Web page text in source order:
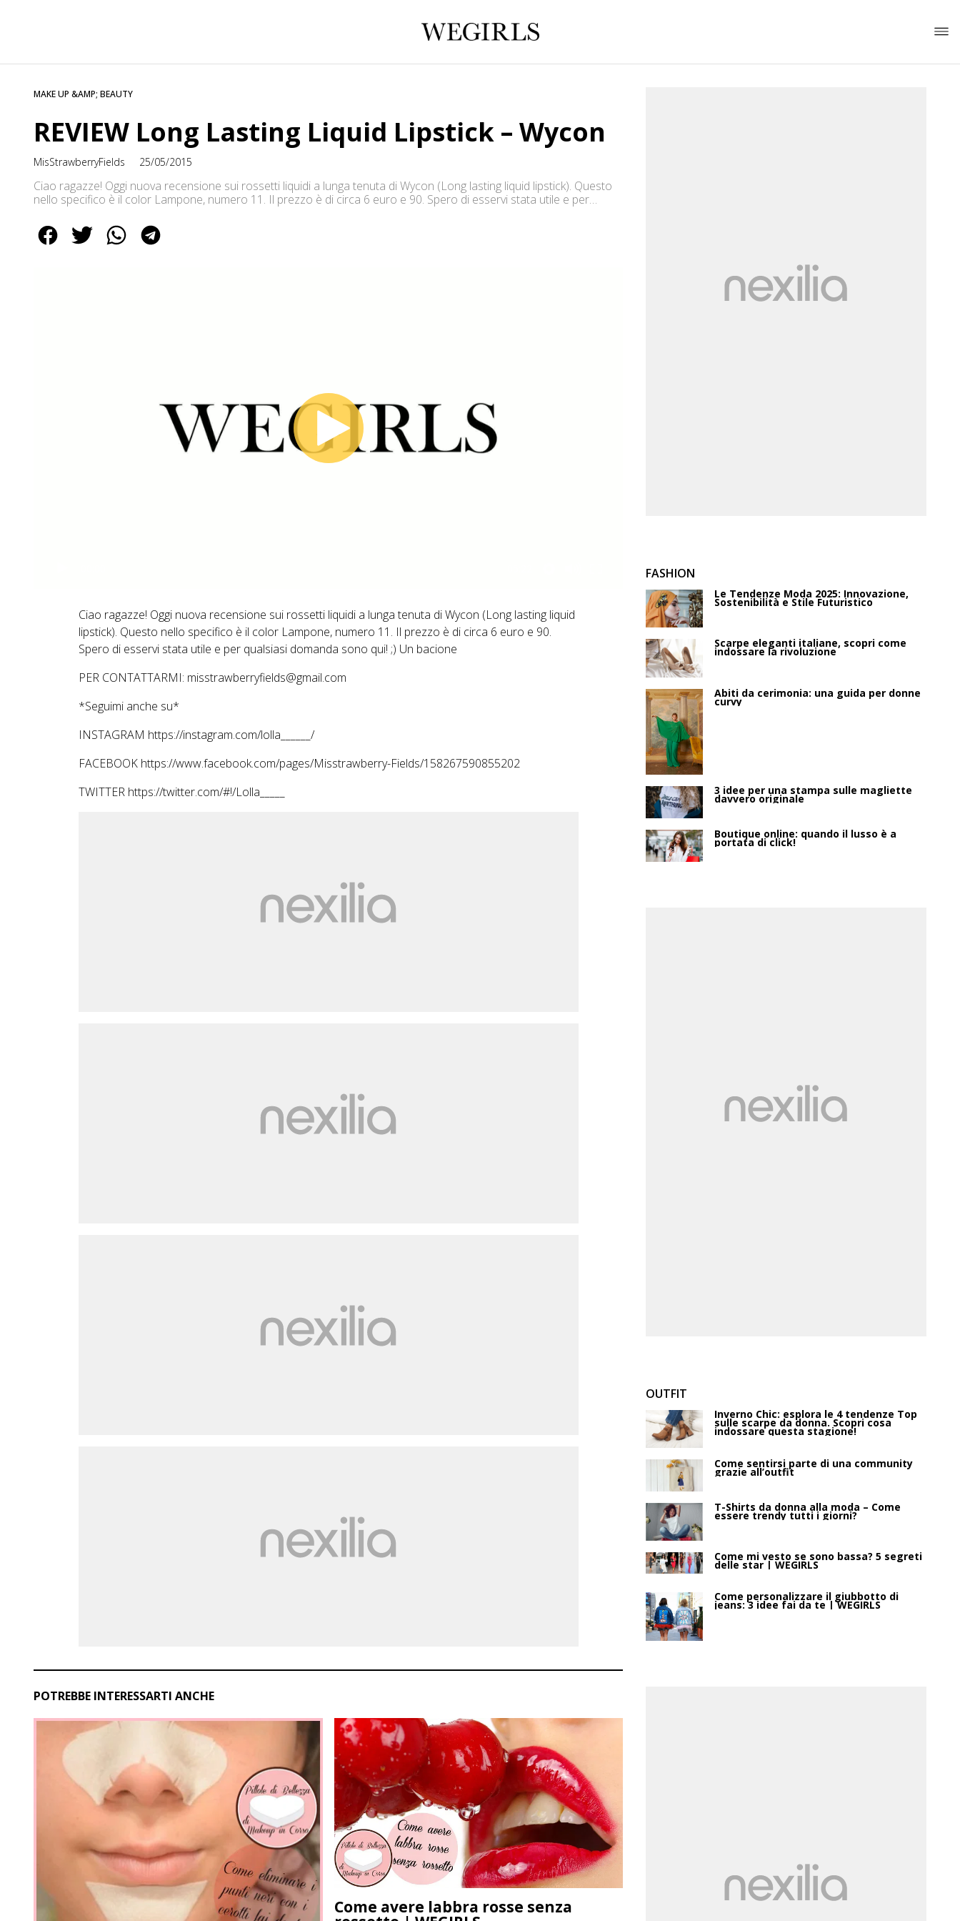
MAKE UP &AMP; BEAUTY
REVIEW Long Lasting Liquid Lipstick – Wycon
MisStrawberryFields 25/05/2015
Ciao ragazze! Oggi nuova recensione sui rossetti liquidi a lunga tenuta di Wycon (Long lasting liquid lipstick). Questo
nello specifico è il color Lampone, numero 11. Il prezzo è di circa 6 euro e 90. Spero di esservi stata utile e per
[…]
Ciao ragazze! Oggi nuova recensione sui rossetti liquidi a lunga tenuta di Wycon (Long lasting liquid
lipstick). Questo nello specifico è il color Lampone, numero 11. Il prezzo è di circa 6 euro e 90.
Spero di esservi stata utile e per qualsiasi domanda sono qui! ;) Un bacione
PER CONTATTARMI: misstrawberryfields@gmail.com
*Seguimi anche su*
INSTAGRAM https://instagram.com/lolla______/
FACEBOOK https://www.facebook.com/pages/Misstrawberry-Fields/158267590855202
TWITTER https://twitter.com/#!/Lolla_____
POTREBBE INTERESSARTI ANCHE
Come avere labbra rosse senza
FASHION
Le Tendenze Moda 2025: Innovazione,
Sostenibilità e Stile Futuristico
Scarpe eleganti italiane, scopri come
indossare la rivoluzione
Abiti da cerimonia: una guida per donne
curvy
3 idee per una stampa sulle magliette
davvero originale
Boutique online: quando il lusso è a
portata di click!
OUTFIT
Inverno Chic: esplora le 4 tendenze Top
sulle scarpe da donna. Scopri cosa
indossare questa stagione!
Come sentirsi parte di una community
grazie all’outfit
T-Shirts da donna alla moda – Come
essere trendy tutti i giorni?
Come mi vesto se sono bassa? 5 segreti
delle star | WEGIRLS
Come personalizzare il giubbotto di
jeans: 3 idee fai da te | WEGIRLS